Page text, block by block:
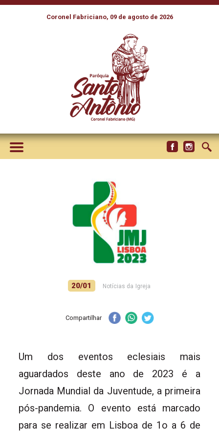
Coronel Fabriciano, 09 de agosto de 2026
PAPA REFORÇA CONVITE AOS
JOVENS A ABRIREM O
CORAÇÃO E A SE SOMAREM
AOS 400 MIL JÁ INSCRITOS
NA JMJ 2023
20/01 Notícias da Igreja
Compartilhar
Um dos eventos eclesiais mais
aguardados deste ano de 2023 é a
Jornada Mundial da Juventude, a primeira
pós-pandemia. O evento está marcado
para se realizar em Lisboa de 1o a 6 de